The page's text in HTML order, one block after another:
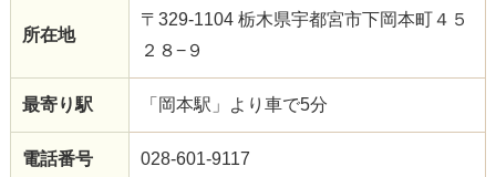
所在地
〒329-1104 栃木県宇都宮市下岡本町４５
２８−９
最寄り駅 「岡本駅」より車で5分
電話番号 028-601-9117